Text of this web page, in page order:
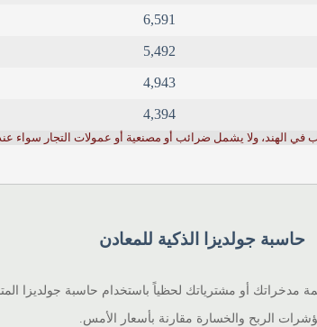
6,591
5,492
4,943
4,394
الهند، ولا يشمل ضرائب أو مصنعية أو عمولات التجار سواء عند
حاسبة جولديزا الذكية للمعادن
مدخراتك أو مشترياتك لحظياً باستخدام حاسبة جولديزا
الربح والخسارة مقارنة بأسعار الأمس.